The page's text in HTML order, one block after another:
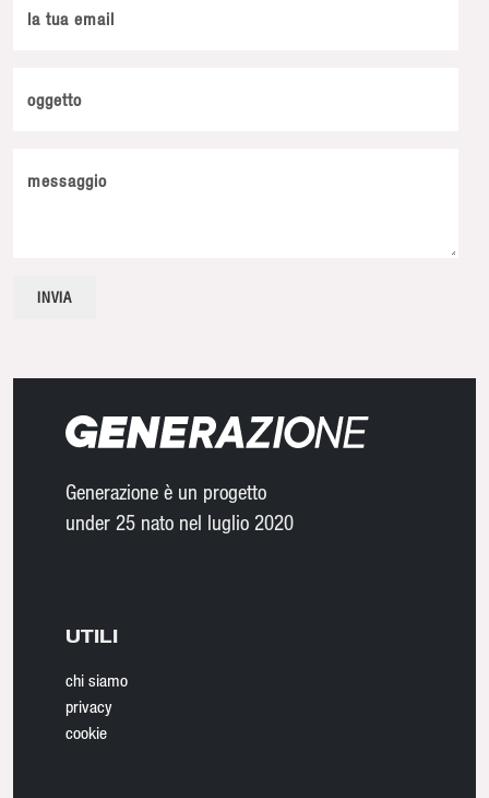
la tua email
oggetto
messaggio
Generazione è un progetto
under 25 nato nel luglio 2020
UTILI
chi siamo
privacy
cookie